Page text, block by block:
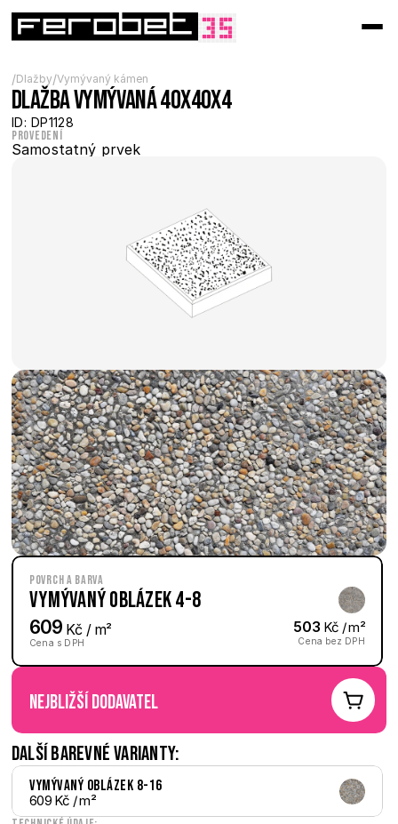
/Dlažby/Vymývaný kámen
Dlažba vymývaná 40x40x4
ID: DP1128
Provedení
Samostatný prvek
Povrch a barva
Vymývaný Oblázek 4-8
609 Kč / m²
Cena s DPH
503 Kč / m²
Cena bez DPH
nejbližší dodavatel
Další barevné varianty:
Vymývaný Oblázek 8-16
609 Kč / m²